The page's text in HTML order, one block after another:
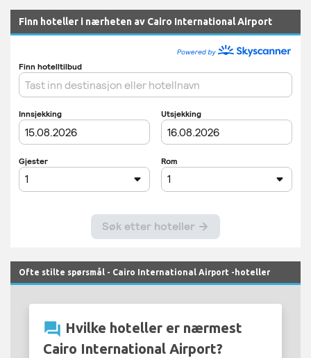
Finn hoteller i nærheten av Cairo International Airport
Ofte stilte spørsmål - Cairo International Airport -hoteller
question_answer Hvilke hoteller er nærmest
Cairo International Airport?